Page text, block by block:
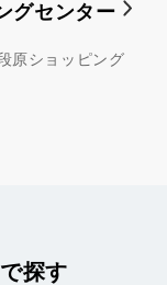
グセンター
原ショッピング
探す